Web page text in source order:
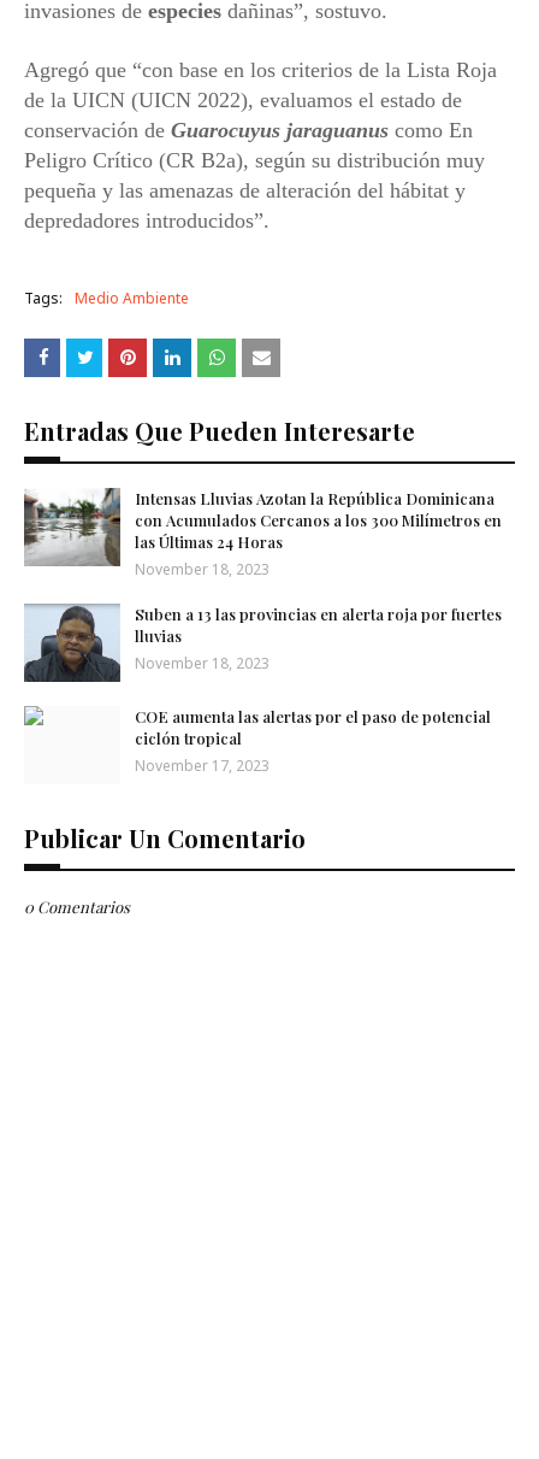
invasiones de especies dañinas”, sostuvo.
Agregó que “con base en los criterios de la Lista Roja
de la UICN (UICN 2022), evaluamos el estado de
conservación de Guarocuyus jaraguanus como En
Peligro Crítico (CR B2a), según su distribución muy
pequeña y las amenazas de alteración del hábitat y
depredadores introducidos”.
Tags: Medio Ambiente
Entradas Que Pueden Interesarte
Intensas Lluvias Azotan la República Dominicana
con Acumulados Cercanos a los 300 Milímetros en
las Últimas 24 Horas
November 18, 2023
Suben a 13 las provincias en alerta roja por fuertes
lluvias
November 18, 2023
COE aumenta las alertas por el paso de potencial
ciclón tropical
November 17, 2023
Publicar Un Comentario
0 Comentarios